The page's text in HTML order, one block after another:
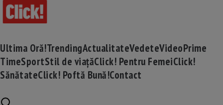
Ultima Oră!TrendingActualitateVedeteVideoPrime
TimeSportStil de viațăClick! Pentru FemeiClick!
SănătateClick! Poftă Bună!Contact